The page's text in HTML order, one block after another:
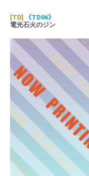
[TD]
《TD06》
電光石火のジン